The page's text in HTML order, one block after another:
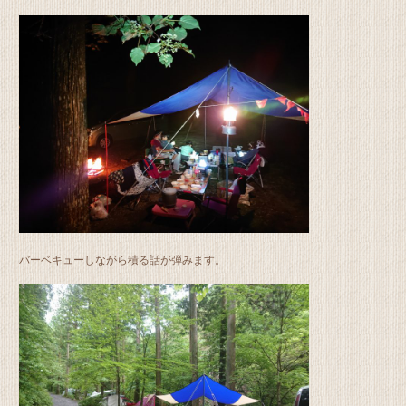
バーベキューしながら積る話が弾みます。